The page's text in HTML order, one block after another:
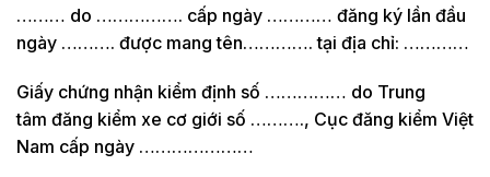
……… do ……………. cấp ngày ………… đăng ký lần đầu
ngày ………. được mang tên…………. tại địa chỉ: …………
Giấy chứng nhận kiểm định số …………… do Trung
tâm đăng kiểm xe cơ giới số ………., Cục đăng kiểm Việt
Nam cấp ngày …………………